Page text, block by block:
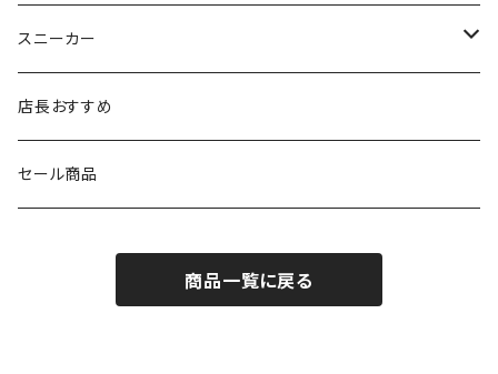
THE NORTH FACE
SPRINTS
VIKING（ヴィーキング）
new balance
PUMA
HYBEX
MIZUNO
シダス
ソックス
FOOTMAX
NISHI
ポーチ
SAYSKY
キャップ
SAYSKY
THE NORTH FACE
スニーカー
THE NORTH FACE
店長おすすめ
セール商品
商品一覧に戻る